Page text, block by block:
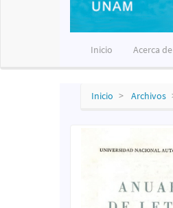
Inicio Acerca de
Inicio Archivos